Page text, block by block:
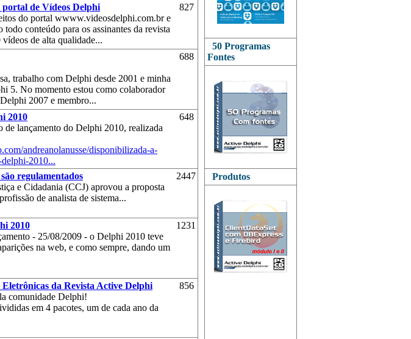
de Vídeos Delphi
do portal wwww.videosdelphi.com.br e
conteúdo para os assinantes da revista
de alta qualidade...
827
trabalho com Delphi desde 2001 e minha
5. No momento estou como colaborador
2007 e membro...
688
2010
de lançamento do Delphi 2010, realizada
andreanolanusse/disponibilizada-a-
delphi-2010...
648
regulamentados
e Cidadania (CCJ) aprovou a proposta
de analista de sistema...
2447
2010
- 25/08/2009 - o Delphi 2010 teve
na web, e como sempre, dando um
1231
da Revista Active Delphi
comunidade Delphi!
em 4 pacotes, um de cada ano da
856
50 Programas
Fontes
Produtos